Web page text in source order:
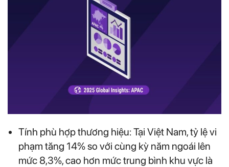
Tính phù hợp thương hiệu: Tại Việt Nam, tỷ lệ vi
phạm tăng 14% so với cùng kỳ năm ngoái lên
mức 8,3%, cao hơn mức trung bình khu vực là